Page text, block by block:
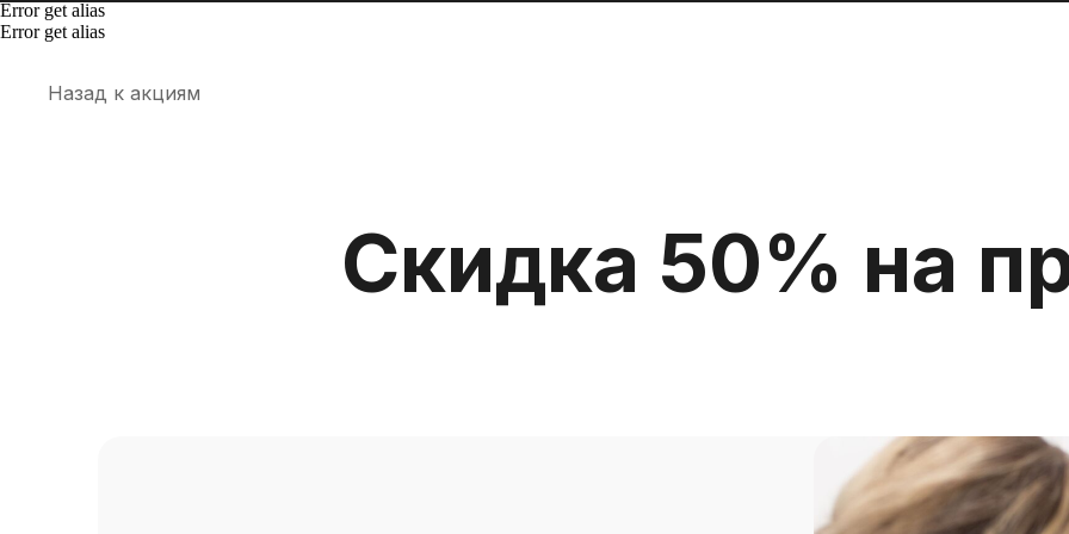
Error get alias
Error get alias
Назад к акциям
Скидка 50% на